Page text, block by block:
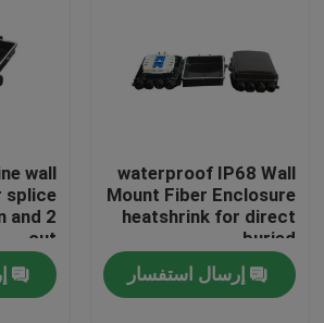
جولة في المعمل
Fiber Optic Splice Closure
Dome Fiber Optic Splice Closure
waterproof IP68 Wall
Mount Fiber Enclosure
heatshrink for direct
buried
إرسال استفسار
wall
splice
and 2
out